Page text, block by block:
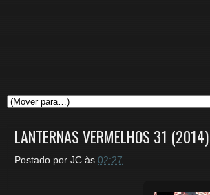
LANTERNAS VERMELHOS 31 (2014)
Postado por JC às 02:27